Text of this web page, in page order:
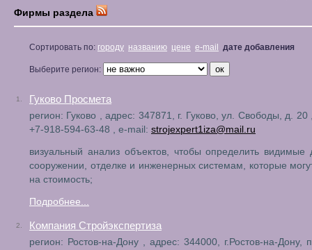
Фирмы раздела
Сортировать по: городу названию цене e-mail дате добавления
Выберите регион:
1. Гуково Просмета
регион: Гуково , адрес: 347871, г. Гуково, ул. Свободы, д.
+7-918-594-63-48 , e-mail: strojexpert1iza@mail.ru
визуальный анализ объектов, чтобы определить видимые
сооружении, отделке и инженерных системам, которые
на стоимость;
Подробнее...
2. Компания Стройэкспертиза
регион: Ростов-на-Дону , адрес: 344000, г.Ростов-на-Дону,